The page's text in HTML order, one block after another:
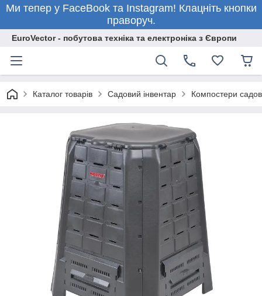
Ми тепер у FaceBook та Instagram! Клацніть кнопки
праворуч.
EuroVector - побутова техніка та електроніка з Європи
Каталог товарів Садовий інвентар Компостери